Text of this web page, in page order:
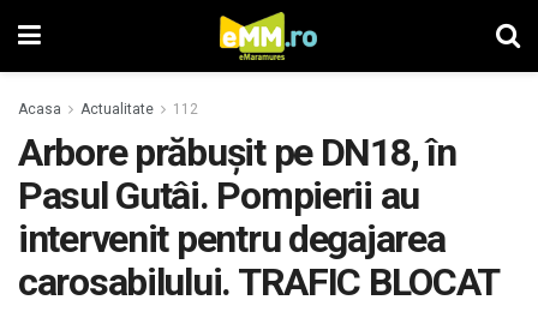
Acasa Actualitate 112
Arbore prăbușit pe DN18, în
Pasul Gutâi. Pompierii au
intervenit pentru degajarea
carosabilului. TRAFIC BLOCAT